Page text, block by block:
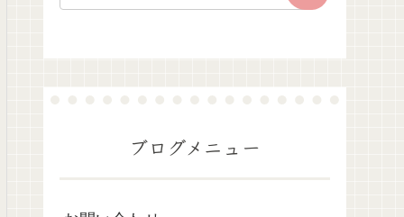
ブログメニュー